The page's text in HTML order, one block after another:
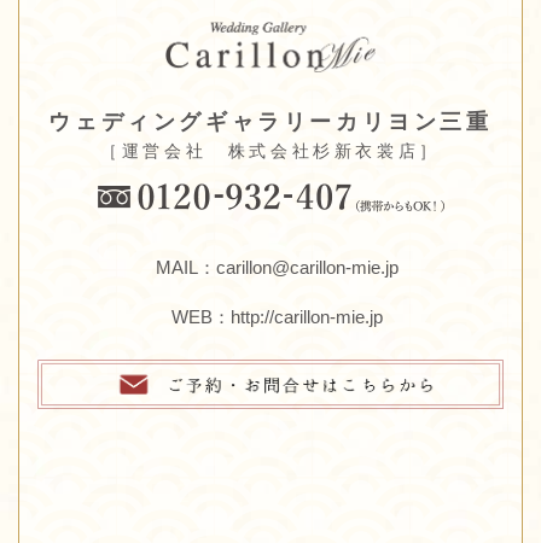
ウェディングギャラリーカリヨン三重
［運営会社 株式会社杉新衣裳店］
MAIL：carillon@carillon-mie.jp
WEB： http://carillon-mie.jp